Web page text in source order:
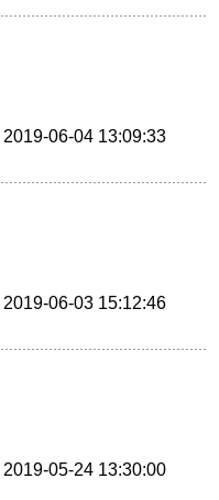
2019-06-04 13:09:33
2019-06-03 15:12:46
2019-05-24 13:30:00